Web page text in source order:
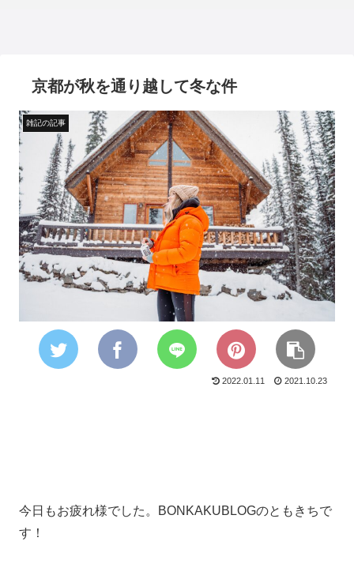
京都が秋を通り越して冬な件
雑記の記事
2022.01.11 2021.10.23
今日もお疲れ様でした。BONKAKUBLOGのともきちで
す！